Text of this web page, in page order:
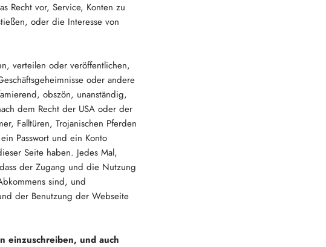
Recht vor, Service, Konten zu
oder die Interesse von
verteilen oder veröffentlichen,
oder andere
obszön, unanständig,
dem Recht der USA oder der
Falltüren, Trojanischen Pferden
Passwort und ein Konto
Seite haben. Jedes Mal,
der Zugang und die Nutzung
sind, und
der Benutzung der Webseite
einzuschreiben, und auch